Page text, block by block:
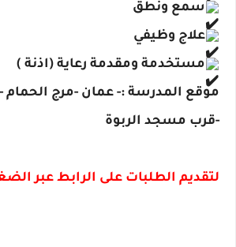
سمع ونطق
علاج وظيفي
مستخدمة ومقدمة رعاية (اذنة )
موقع المدرسة :- عمان -مرج الحمام -
-قرب مسجد الربوة
لتقديم الطلبات على الرابط عبر